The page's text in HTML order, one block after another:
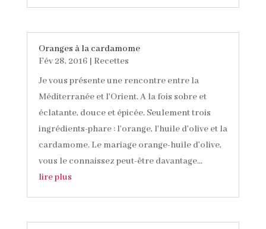
Oranges à la cardamome
Fév 28, 2016| Recettes
Je vous présente une rencontre entre la
Méditerranée et l'Orient. A la fois sobre et
éclatante, douce et épicée. Seulement trois
ingrédients-phare : l'orange, l'huile d'olive et la
cardamome. Le mariage orange-huile d’olive,
vous le connaissez peut-être davantage...
lire plus